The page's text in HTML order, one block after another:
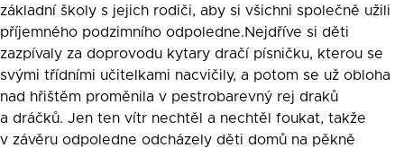
základní školy s jejich rodiči, aby si všichni společně užili
příjemného podzimního odpoledne.Nejdříve si děti
zazpívaly za doprovodu kytary dračí písničku, kterou se
svými třídními učitelkami nacvičily, a potom se už obloha
nad hřištěm proměnila v pestrobarevný rej draků
a dráčků. Jen ten vítr nechtěl a nechtěl foukat, takže
v závěru odpoledne odcházely děti domů na pěkně